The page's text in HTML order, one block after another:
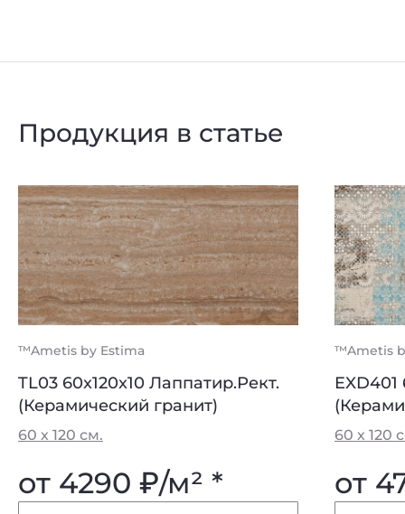
Продукция в статье
™Ametis by Estima
TL03 60x120x10 Лаппатир.Рект.
(Керамический гранит)
60 х 120 см.
от 4290 ₽/м² *
™Ametis
60 х 120
от